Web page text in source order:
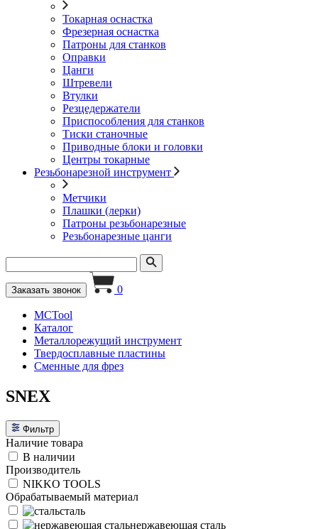
Токарная оснастка
Фрезерная оснастка
Патроны для станков
Оправки
Цанги
Штревели
Втулки
Резцедержатели
Приспособления для станков
Тиски станочные
Приводные блоки и головки
Центры токарные
Резьбонарезной инструмент
Метчики
Плашки (лерки)
Патроны резьбонарезные
Резьбонарезные цанги
Заказать звонок 0
MCTool
Каталог
Металлорежущий инструмент
Твердосплавные пластины
Сменные для фрез
SNEX
Фильтр
Наличие товара
В наличии
Производитель
NIKKO TOOLS
Обрабатываемый материал
сталь
нержавеющая сталь